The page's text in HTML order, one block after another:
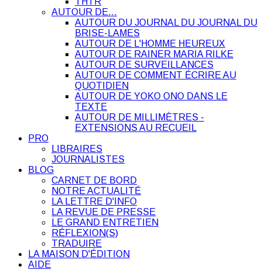
AUTOUR DE…
AUTOUR DU JOURNAL DU JOURNAL DU
BRISE-LAMES
AUTOUR DE L'HOMME HEUREUX
AUTOUR DE RAINER MARIA RILKE
AUTOUR DE SURVEILLANCES
AUTOUR DE COMMENT ÉCRIRE AU
QUOTIDIEN
AUTOUR DE YOKO ONO DANS LE
TEXTE
AUTOUR DE MILLIMÈTRES -
EXTENSIONS AU RECUEIL
PRO
LIBRAIRES
JOURNALISTES
BLOG
CARNET DE BORD
NOTRE ACTUALITÉ
LA LETTRE D'INFO
LA REVUE DE PRESSE
LE GRAND ENTRETIEN
RÉFLEXION(S)
TRADUIRE
LA MAISON D'ÉDITION
AIDE